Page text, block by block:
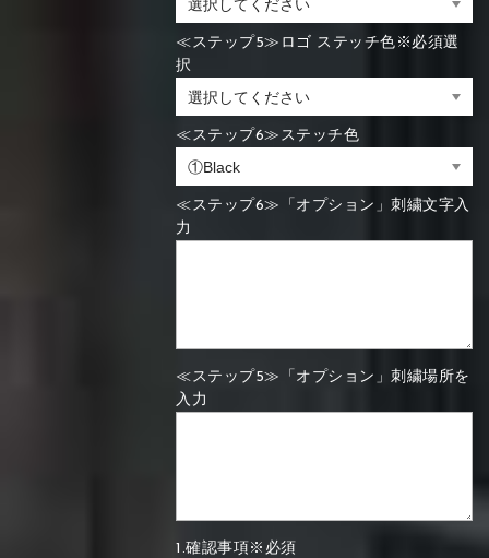
≪ステップ5≫ロゴ ステッチ色※必須選
択
≪ステップ6≫ステッチ色
≪ステップ6≫「オプション」刺繍文字入
力
≪ステップ5≫「オプション」刺繍場所を
入力
1.確認事項※必須